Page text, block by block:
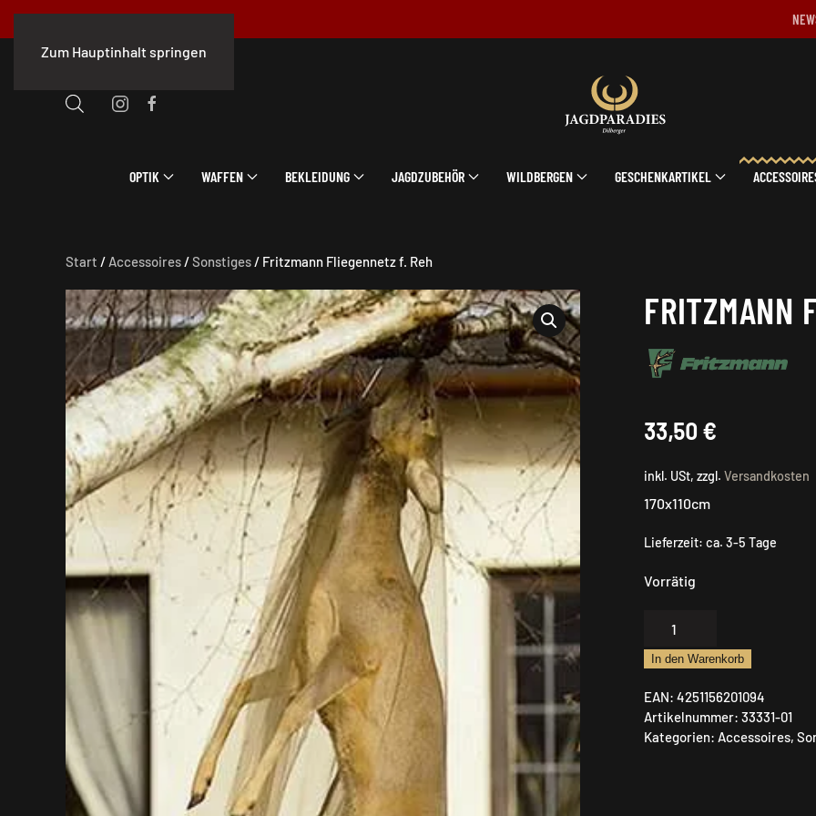
Zum Hauptinhalt springen
OPTIK WAFFEN BEKLEIDUNG JAGDZUBEHÖR WILDBERGEN GESCHENKARTIKEL
Start / Accessoires/Sonstiges/ Fritzmann Fliegennetz f. Reh
FRITZMANN
33,50 €
inkl. USt, zzgl. Versandkosten
170x110cm
Lieferzeit: ca. 3-5 Tage
Vorrätig
Menge
In den Warenkorb
EAN: 4251156201094
Artikelnummer: 33331-01
Kategorien: Accessoires,